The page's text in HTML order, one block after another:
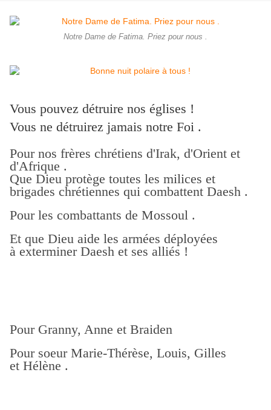
Notre Dame de Fatima. Priez pour nous .
Vous pouvez détruire nos églises !
Vous ne détruirez jamais notre Foi .
Pour nos frères chrétiens d'Irak, d'Orient et
d'Afrique .
Que Dieu protège toutes les milices et
brigades chrétiennes qui combattent Daesh .
Pour les combattants de Mossoul .
Et que Dieu aide les armées déployées
à exterminer Daesh et ses alliés !
Pour Granny, Anne et Braiden
Pour soeur Marie-Thérèse, Louis, Gilles
et Hélène .